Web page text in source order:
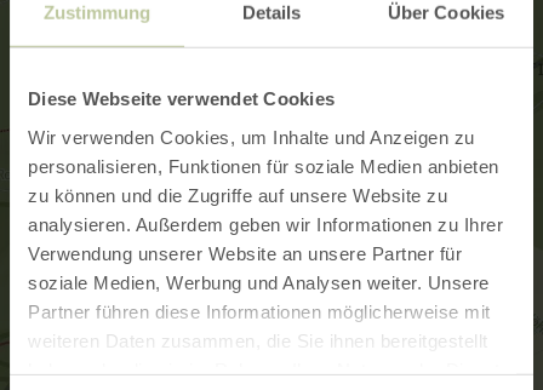
Zustimmung Details Über Cookies
Diese Webseite verwendet Cookies
Wir verwenden Cookies, um Inhalte und Anzeigen zu
personalisieren, Funktionen für soziale Medien anbieten
zu können und die Zugriffe auf unsere Website zu
analysieren. Außerdem geben wir Informationen zu Ihrer
Verwendung unserer Website an unsere Partner für
soziale Medien, Werbung und Analysen weiter. Unsere
Partner führen diese Informationen möglicherweise mit
weiteren Daten zusammen, die Sie ihnen bereitgestellt